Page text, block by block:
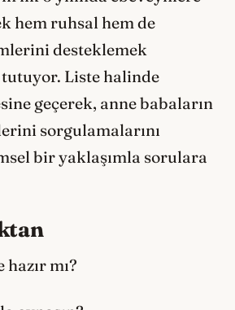
hem ruhsal hem de
desteklemek
tutuyor. Liste halinde
geçerek, anne babaların
sorgulamalarını
bir yaklaşımla sorulara
mı?